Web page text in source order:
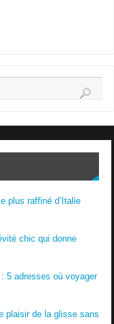
plus raffiné d’Italie
chic qui donne
5 adresses où voyager
plaisir de la glisse sans